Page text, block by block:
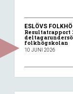
ESLÖVS
Resultatrapport
folkhögskolan
10 JUNI 2026